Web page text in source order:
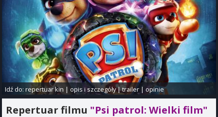
Idź do:repertuar kin |opis i szczegóły|trailer |opinie
Repertuar filmu "Psi patrol: Wielki film"